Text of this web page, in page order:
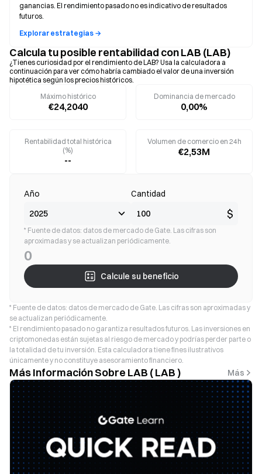
ganancias. El rendimiento pasado no es indicativo de resultados
futuros.
Explorar estrategias →
Calcula tu posible rentabilidad con LAB (LAB)
¿Tienes curiosidad por el rendimiento de LAB? Usa la calculadora a
continuación para ver cómo habría cambiado el valor de una inversión
hipotética según los precios históricos.
Máximo histórico
€24,2040
Dominancia de mercado
0,00%
Rentabilidad total histórica
(%)
--
Volumen de comercio en 24h
€2,53M
Año Cantidad
$
* Fuente de datos: datos de mercado de Gate. Las cifras son
aproximadas y se actualizan periódicamente.
0
Calcule su beneficio
* Fuente de datos: datos de mercado de Gate. Las cifras son aproximadas y
se actualizan periódicamente.
* El rendimiento pasado no garantiza resultados futuros. Las inversiones en
criptomonedas están sujetas al riesgo de mercado y podrías perder parte o
la totalidad de tu inversión. Esta calculadora tiene fines ilustrativos
únicamente y no constituye asesoramiento financiero.
Más Información Sobre LAB ( LAB ) Más